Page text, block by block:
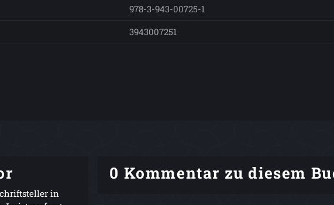
978-3-943-00725-1
3943007251
in
0 Kommentar zu diesem